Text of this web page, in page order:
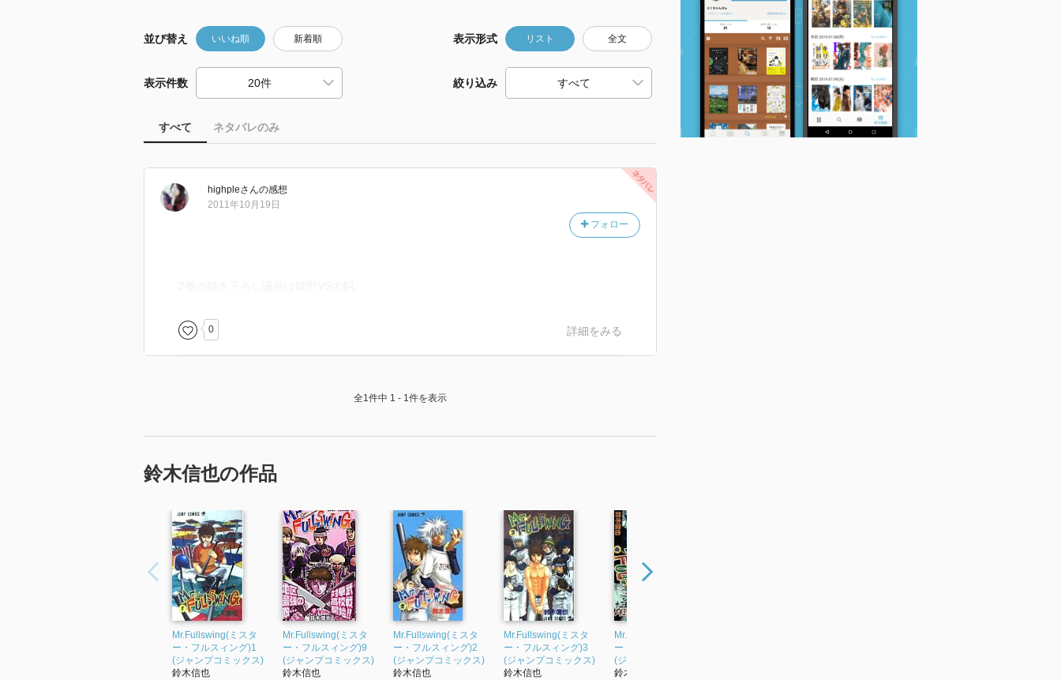
並び替え いいね順 新着順 表示形式 リスト 全文
表示件数 絞り込み
すべて ネタバレのみ
highpleさんの感想
フォロー
2011年10月19日
0 詳細をみる
全1件中 1 - 1件を表示
鈴木信也の作品
Mr.Fullswing(ミスタ
ー・フルスィング)1
(ジャンプコミックス)
鈴木信也
Mr.Fullswing(ミスタ
ー・フルスィング)9
(ジャンプコミックス)
鈴木信也
Mr.Fullswing(ミスタ
ー・フルスィング)2
(ジャンプコミックス)
鈴木信也
Mr.Fullswing(ミスタ
ー・フルスィング)3
(ジャンプコミックス)
鈴木信也
Mr.Fullswing(ミスタ
ー・フルスィング)4
(ジャンプコミックス)
鈴木信也